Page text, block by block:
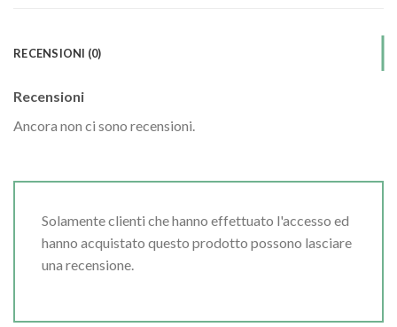
RECENSIONI (0)
Recensioni
Ancora non ci sono recensioni.
Solamente clienti che hanno effettuato l'accesso ed
hanno acquistato questo prodotto possono lasciare
una recensione.